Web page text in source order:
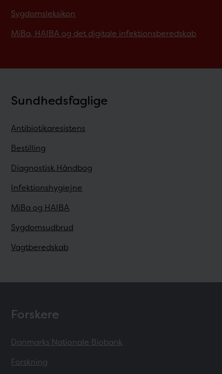
Sygdomsleksikon
MiBa, HAIBA og det digitale infektionsberedskab
Sundhedsfaglige
Antibiotikaresistens
Bestilling
Diagnostisk Håndbog
Infektionshygiejne
MiBa og HAIBA
Sygdomsudbrud
Vagtberedskab
Forskere
Danmarks Nationale Biobank
Forskning